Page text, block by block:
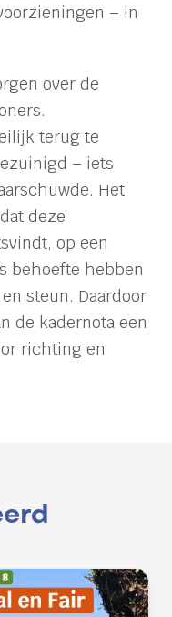
– in
over de
terug te
– iets
Het
deze
op een
behoefte hebben
steun. Daardoor
de kadernota een
richting en